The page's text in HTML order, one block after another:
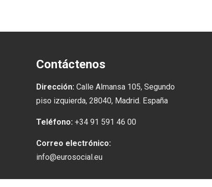
Contáctenos
Dirección: Calle Almansa 105, Segundo
piso izquierda, 28040, Madrid. España
Teléfono: +34 91 591 46 00
Correo electrónico:
info@eurosocial.eu